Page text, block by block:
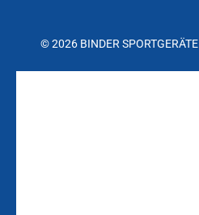
© 2026 BINDER SPORTGERÄTE